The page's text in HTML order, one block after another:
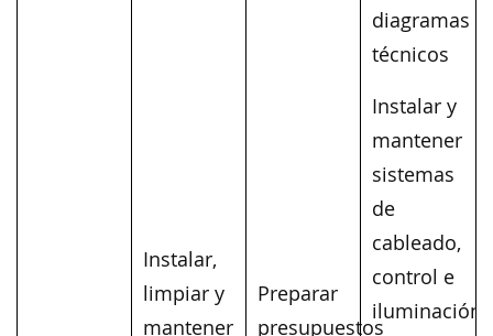
Instalar,
limpiar y
mantener
Preparar
presupuestos
diagramas
técnicos
Instalar y
mantener
sistemas
de
cableado,
control e
iluminación